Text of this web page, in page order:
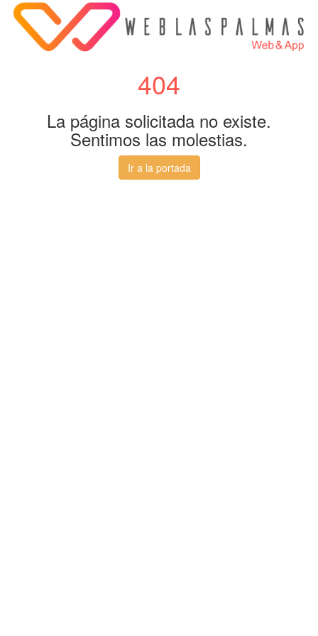
404
La página solicitada no existe.
Sentimos las molestias.
Ir a la portada